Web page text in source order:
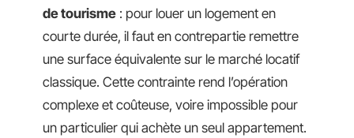
de tourisme : pour louer un logement en
courte durée, il faut en contrepartie remettre
une surface équivalente sur le marché locatif
classique. Cette contrainte rend l’opération
complexe et coûteuse, voire impossible pour
un particulier qui achète un seul appartement.